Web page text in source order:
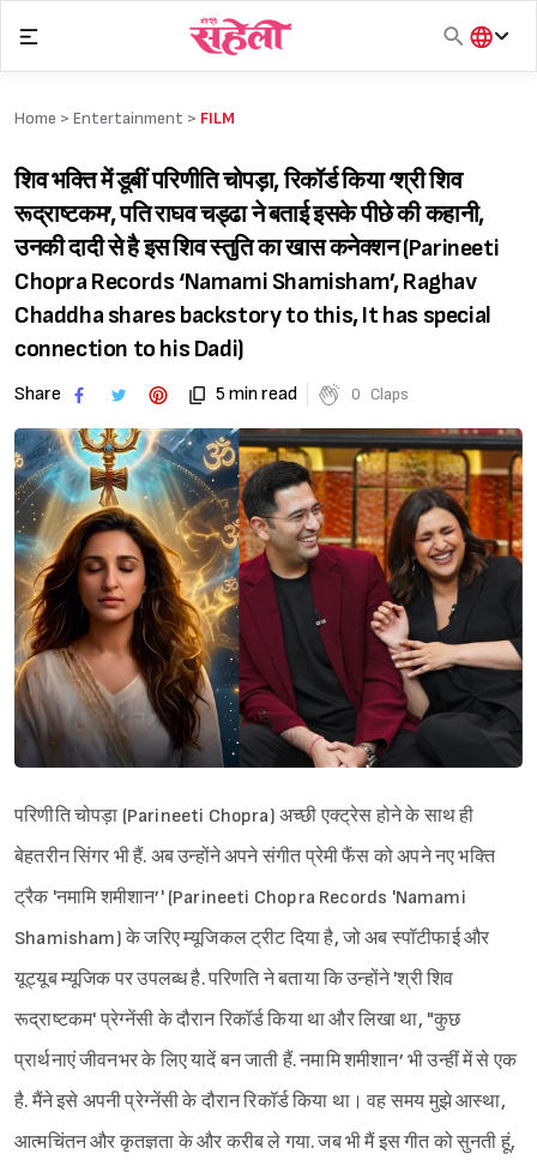
content
हिंदी
Home > Entertainment > FILM
शिव भक्ति में डूबीं परिणीति चोपड़ा, रिकॉर्ड किया ‘श्री शिव
रूद्राष्टकम’, पति राघव चड्ढा ने बताई इसके पीछे की कहानी,
उनकी दादी से है इस शिव स्तुति का खास कनेक्शन (Parineeti
Chopra Records ‘Namami Shamisham’, Raghav
Chaddha shares backstory to this, It has special
connection to his Dadi)
Share 5 min read 0 Claps
परिणीति चोपड़ा (Parineeti Chopra) अच्छी एक्ट्रेस होने के साथ ही
बेहतरीन सिंगर भी हैं. अब उन्होंने अपने संगीत प्रेमी फैंस को अपने नए भक्ति
ट्रैक 'नमामि शमीशान’' (Parineeti Chopra Records 'Namami
Shamisham) के जरिए म्यूजिकल ट्रीट दिया है, जो अब स्पॉटीफाई और
यूट्यूब म्यूजिक पर उपलब्ध है. परिणति ने बताया कि उन्होंने 'श्री शिव
रूद्राष्टकम' प्रेग्नेंसी के दौरान रिकॉर्ड किया था और लिखा था, "कुछ
प्रार्थनाएं जीवनभर के लिए यादें बन जाती हैं. नमामि शमीशान’ भी उन्हीं में से एक
है. मैंने इसे अपनी प्रेग्नेंसी के दौरान रिकॉर्ड किया था। वह समय मुझे आस्था,
आत्मचिंतन और कृतज्ञता के और करीब ले गया. जब भी मैं इस गीत को सुनती हूं,